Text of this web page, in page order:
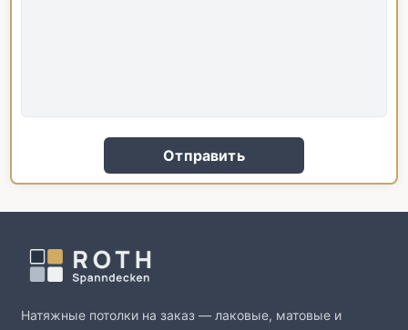
Отправить
Натяжные потолки на заказ — лаковые, матовые и